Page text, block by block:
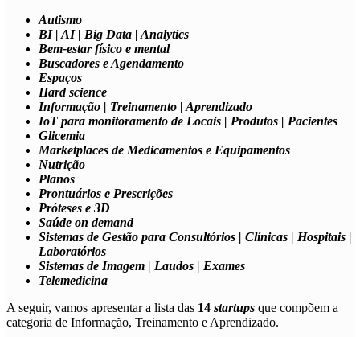
Autismo
BI | AI | Big Data | Analytics
Bem-estar físico e mental
Buscadores e Agendamento
Espaços
Hard science
Informação | Treinamento | Aprendizado
IoT para monitoramento de Locais | Produtos | Pacientes
Glicemia
Marketplaces de Medicamentos e Equipamentos
Nutrição
Planos
Prontuários e Prescrições
Próteses e 3D
Saúde on demand
Sistemas de Gestão para Consultórios | Clínicas | Hospitais |
Laboratórios
Sistemas de Imagem | Laudos | Exames
Telemedicina
A seguir, vamos apresentar a lista das 14 startups que compõem a
categoria de Informação, Treinamento e Aprendizado.